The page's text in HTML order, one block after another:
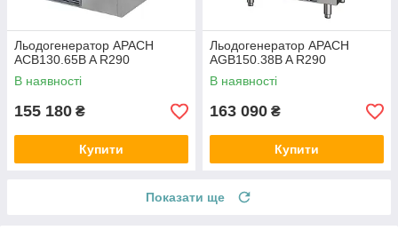
Льодогенератор APACH
ACB130.65B A R290
В наявності
155 180 ₴
Купити
Льодогенератор APACH
AGB150.38B A R290
В наявності
163 090 ₴
Купити
Показати ще